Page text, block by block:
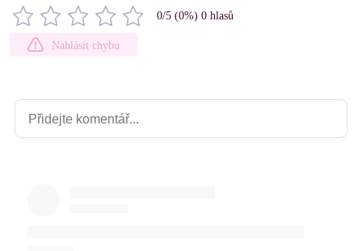
0/5 (0%) 0 hlasů
Nahlásit chybu